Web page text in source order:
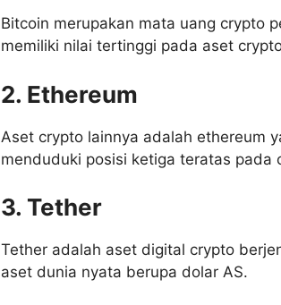
Bitcoin merupakan mata uang crypto
memiliki nilai tertinggi pada aset
2. Ethereum
Aset crypto lainnya adalah ethereum
menduduki posisi ketiga teratas pada
3. Tether
Tether adalah aset digital crypto
aset dunia nyata berupa dolar AS.